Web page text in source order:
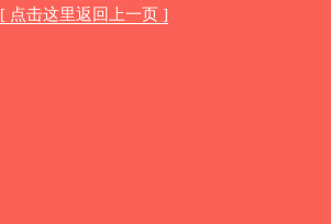
[ 点击这里返回上一页 ]